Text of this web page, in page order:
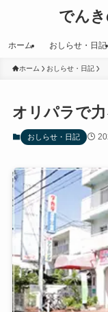
でん
ホーム おしらせ・日記
ホーム おしらせ・日記
オリパラで力
おしらせ・日記